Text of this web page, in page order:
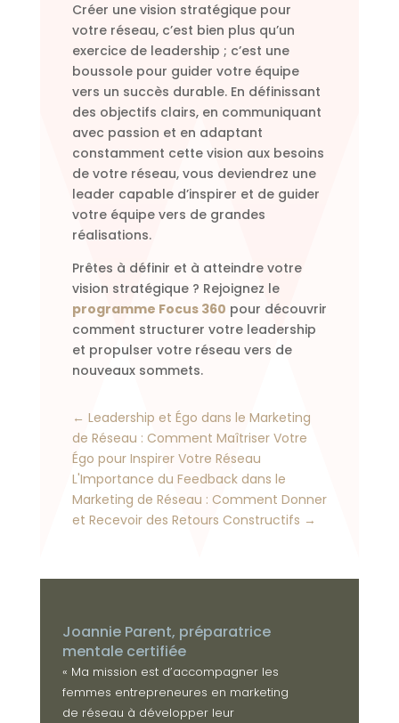
Créer une vision stratégique pour
votre réseau, c’est bien plus qu’un
exercice de leadership ; c’est une
boussole pour guider votre équipe
vers un succès durable. En définissant
des objectifs clairs, en communiquant
avec passion et en adaptant
constamment cette vision aux besoins
de votre réseau, vous deviendrez une
leader capable d’inspirer et de guider
votre équipe vers de grandes
réalisations.
Prêtes à définir et à atteindre votre
vision stratégique ? Rejoignez le
programme Focus 360 pour découvrir
comment structurer votre leadership
et propulser votre réseau vers de
nouveaux sommets.
← Leadership et Égo dans le Marketing
de Réseau : Comment Maîtriser Votre
Égo pour Inspirer Votre Réseau
L'Importance du Feedback dans le
Marketing de Réseau : Comment Donner
et Recevoir des Retours Constructifs →
Joannie Parent, préparatrice
mentale certifiée
« Ma mission est d’accompagner les
femmes entrepreneures en marketing
de réseau à développer leur